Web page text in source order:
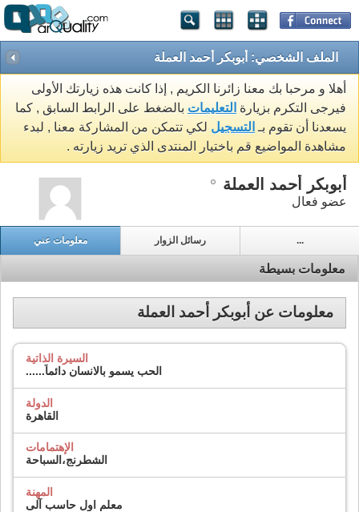
الملف الشخصي: أبوبكر أحمد العملة
أهلا و مرحبا بك معنا زائرنا الكريم , إذا كانت هذه زيارتك الأولى
فيرجى التكرم بزيارة التعليمات بالضغط على الرابط السابق , كما
يسعدنا أن تقوم بـ التسجيل لكي تتمكن من المشاركة معنا , لبدء
مشاهدة المواضيع قم باختيار المنتدى الذي تريد زيارته .
أبوبكر أحمد العملة
عضو فعال
معلومات عني رسائل الزوار ...
معلومات بسيطة
معلومات عن أبوبكر أحمد العملة
السيرة الذاتية
الحب يسمو بالانسان دائماً......
الدولة
القاهرة
الإهتمامات
الشطرنج،السباحة
المهنة
معلم اول حاسب آلى